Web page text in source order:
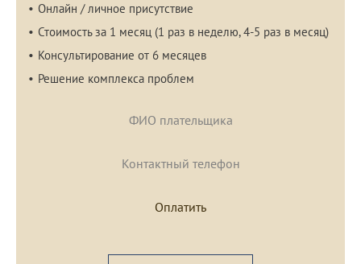
Онлайн / личное присутствие
Стоимость за 1 месяц (1 раз в неделю, 4-5 раз в месяц)
Консультирование от 6 месяцев
Решение комплекса проблем